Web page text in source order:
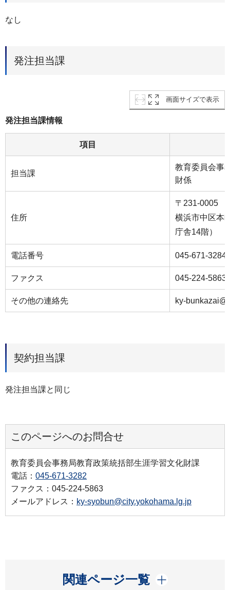
なし
発注担当課
画面サイズで表示
発注担当課情報
項目
担当課
教育委員会事
財係
住所
〒231-0005
横浜市中区本
庁舎14階）
電話番号 045-671-3284
ファクス 045-224-5863
その他の連絡先 ky-
契約担当課
発注担当課と同じ
このページへのお問合せ
教育委員会事務局教育政策統括部生涯学習文化財課
電話： 045-671-3282
ファクス：045-224-5863
メールアドレス： ky-syobun@city.yokohama.lg.jp
関連ページ一覧
開く